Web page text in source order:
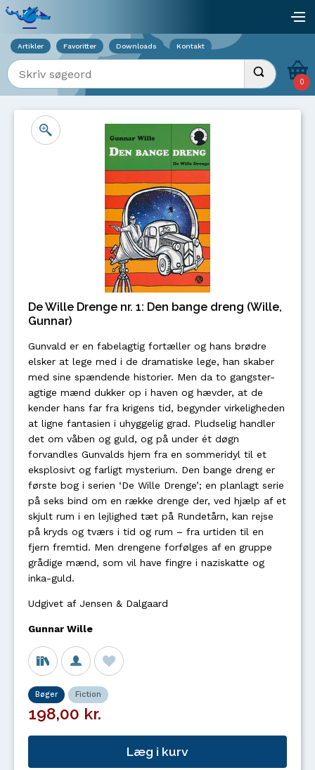
Artikler Favoritter Downloads Kontakt
Indtast søgeord Udfør søgning
0
De Wille Drenge nr. 1: Den bange dreng (Wille,
Gunnar)
Gunvald er en fabelagtig fortæller og hans brødre
elsker at lege med i de dramatiske lege, han skaber
med sine spændende historier. Men da to gangster-
agtige mænd dukker op i haven og hævder, at de
kender hans far fra krigens tid, begynder virkeligheden
at ligne fantasien i uhyggelig grad. Pludselig handler
det om våben og guld, og på under ét døgn
forvandles Gunvalds hjem fra en sommeridyl til et
eksplosivt og farligt mysterium. Den bange dreng er
første bog i serien ‘De Wille Drenge’; en planlagt serie
på seks bind om en række drenge der, ved hjælp af et
skjult rum i en lejlighed tæt på Rundetårn, kan rejse
på kryds og tværs i tid og rum – fra urtiden til en
fjern fremtid. Men drengene forfølges af en gruppe
grådige mænd, som vil have fingre i naziskatte og
inka-guld.
Udgivet af Jensen & Dalgaard
Gunnar Wille
Bøger Fiction
198,00 kr.
Læg i kurv
Viser overlay for indkøbskurv